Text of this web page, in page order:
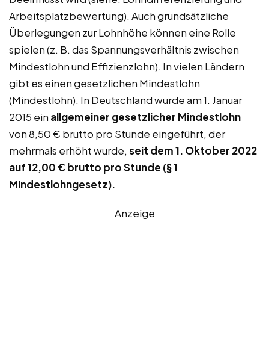
Arbeitsplatzbewertung). Auch grundsätzliche
Überlegungen zur Lohnhöhe können eine Rolle
spielen (z. B. das Spannungsverhältnis zwischen
Mindestlohn und Effizienzlohn). In vielen Ländern
gibt es einen gesetzlichen Mindestlohn
(Mindestlohn). In Deutschland wurde am 1. Januar
2015 ein allgemeiner gesetzlicher Mindestlohn
von 8,50 € brutto pro Stunde eingeführt, der
mehrmals erhöht wurde, seit dem 1. Oktober 2022
auf 12,00 € brutto pro Stunde (§ 1
Mindestlohngesetz).
Anzeige